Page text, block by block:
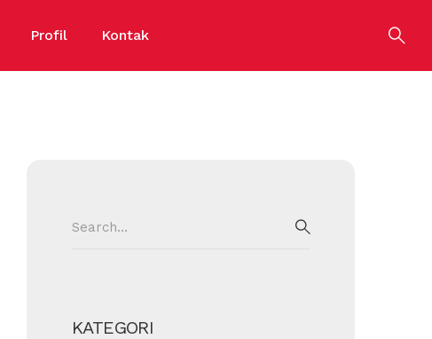
Profil Kontak
for:
KATEGORI